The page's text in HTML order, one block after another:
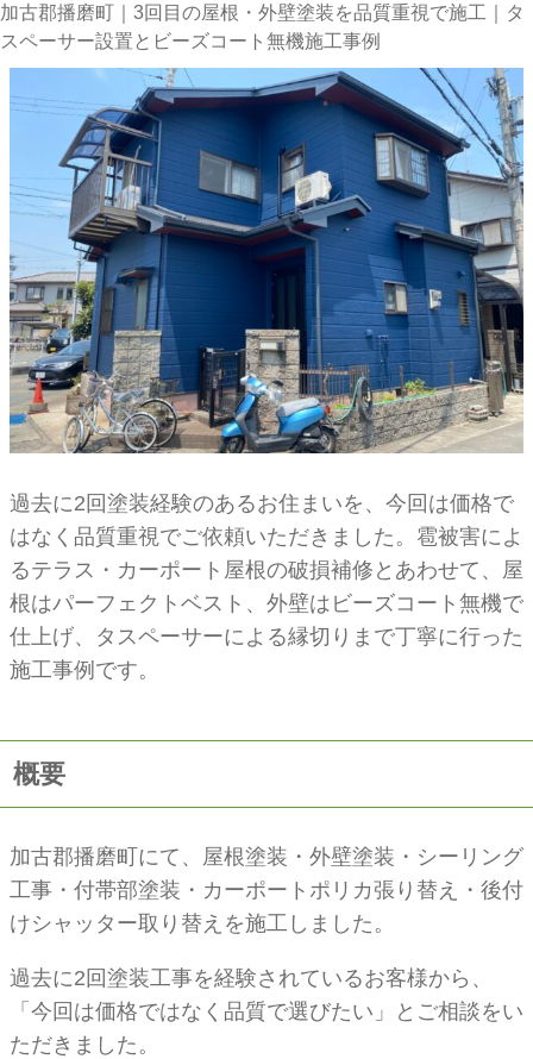
加古郡播磨町｜3回目の屋根・外壁塗装を品質重視で施工｜タ
スペーサー設置とビーズコート無機施工事例
過去に2回塗装経験のあるお住まいを、今回は価格で
はなく品質重視でご依頼いただきました。雹被害によ
るテラス・カーポート屋根の破損補修とあわせて、屋
根はパーフェクトベスト、外壁はビーズコート無機で
仕上げ、タスペーサーによる縁切りまで丁寧に行った
施工事例です。
概要
加古郡播磨町にて、屋根塗装・外壁塗装・シーリング
工事・付帯部塗装・カーポートポリカ張り替え・後付
けシャッター取り替えを施工しました。
過去に2回塗装工事を経験されているお客様から、
「今回は価格ではなく品質で選びたい」とご相談をい
ただきました。